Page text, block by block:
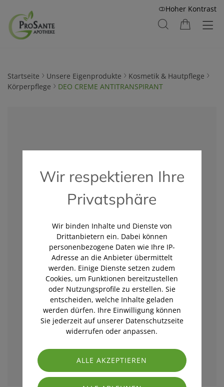
Hoher Kontrast
Startseite Unsere Eigenprodukte
Kosmetik & Hautpflege
Körperpflege
DEO CREME ANTITRANSPIRANT
Wir respektieren Ihre
Privatsphäre
Wir binden Inhalte und Dienste von
Drittanbietern ein. Dabei können
personenbezogene Daten wie Ihre IP-
Adresse an die Anbieter übermittelt
werden. Einige Dienste setzen zudem
Cookies, um Funktionen bereitzustellen
oder Nutzungsprofile zu erstellen. Sie
entscheiden, welche Inhalte geladen
werden dürfen. Ihre Einwilligung können
Sie jederzeit auf unserer Datenschutzseite
widerrufen oder anpassen.